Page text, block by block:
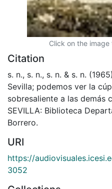
Click on the
Citation
s. n., s. n., s. n. & s. n.
Sevilla; podemos ver la
sobresaliente a las demás
SEVILLA: Biblioteca
Borrero.
URI
https://
3052